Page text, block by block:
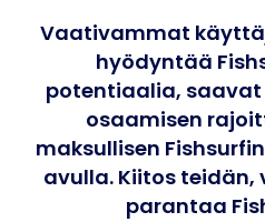
Vaativammat
hyödyntää
potentiaalia, saavat
osaamisen
maksullisen
avulla. Kiitos
parantaa